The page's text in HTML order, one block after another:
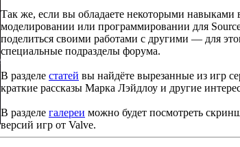
Так же, если вы обладаете некоторыми навыками
моделировании или программировании для
поделиться своими работами с другими — для
специальные подразделы форума.
В разделе статей вы найдёте вырезанные из игр
краткие рассказы Марка Лэйдлоу и другие
В разделе галереи можно будет посмотреть
версий игр от Valve.